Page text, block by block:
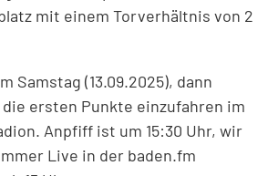
mit einem Torverhältnis von 2
Samstag (13.09.2025), dann
ersten Punkte einzufahren im
Anpfiff ist um 15:30 Uhr, wir
Live in der baden.fm